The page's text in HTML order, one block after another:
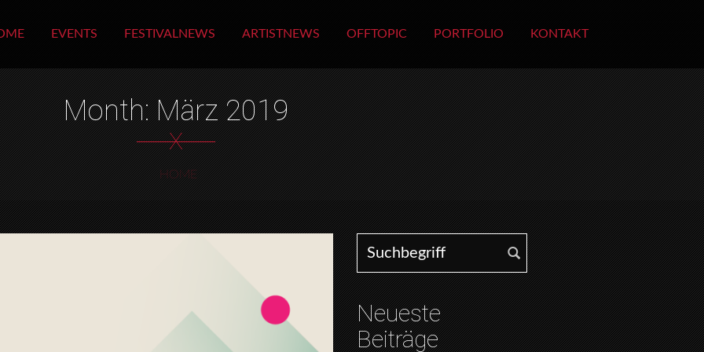
EVENTS FESTIVALNEWS ARTISTNEWS OFFTOPIC PORTFOLIO KONTAKT
Month: März 2019
X
HOME
Search for:
Neueste
Beiträge